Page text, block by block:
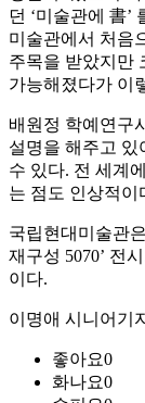
던 ‘미술관에 書’
미술관에서 처음
주목을 받았지만
가능해졌다가 이
배원정 학예연구
설명을 해주고
수 있다. 전 세계
는 점도 인상적이
국립현대미술관
재구성 5070’ 전
이다.
이명애 시니어기
좋아요0
화나요0